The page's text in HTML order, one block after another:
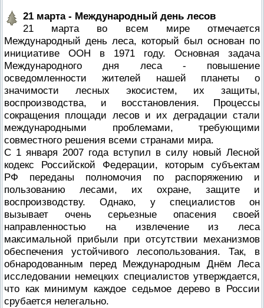
21 марта - Международный день лесов
21 марта во всем мире отмечается
Международный день леса, который был основан по
инициативе ООН в 1971 году. Основная задача
Международного дня леса - повышение
осведомленности жителей нашей планеты о
значимости лесных экосистем, их защиты,
воспроизводства, и восстановления. Процессы
сокращения площади лесов и их деградации стали
международными проблемами, требующими
совместного решения всеми странами мира.
С 1 января 2007 года вступил в силу новый Лесной
кодекс Российской Федерации, которым субъектам
РФ переданы полномочия по распоряжению и
пользованию лесами, их охране, защите и
воспроизводству. Однако, у специалистов он
вызывает очень серьезные опасения своей
направленностью на извлечение из леса
максимальной прибыли при отсутствии механизмов
обеспечения устойчивого лесопользования. Так, в
обнародованным перед Международным Днём Леса
исследовании немецких специалистов утверждается,
что как минимум каждое седьмое дерево в России
срубается нелегально.